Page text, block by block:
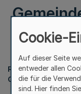
Rheinischer
Cookie-
Auf dieser Seite
entweder allen
die für die
sind. Hier finden